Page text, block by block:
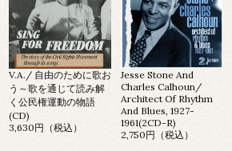
V.A./ 自由のために歌お
う～歌を通じて読み解
く公民権運動の物語
(CD)
3,630円（税込）
Jesse Stone And
Charles Calhoun/
Architect Of Rhythm
And Blues, 1927-
1961(2CD-R)
2,750円（税込）